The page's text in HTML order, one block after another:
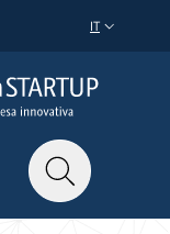
SELETTORE
IT